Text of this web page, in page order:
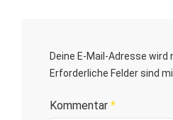
Deine E-Mail-Adresse
Erforderliche Felder sind
Kommentar *